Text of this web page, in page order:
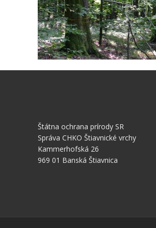
Štátna ochrana prírody SR
Správa CHKO Štiavnické vrchy
Kammerhofská 26
969 01 Banská Štiavnica